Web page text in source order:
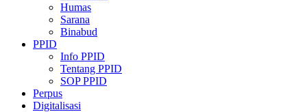
Humas
Sarana
Binabud
PPID
Info PPID
Tentang PPID
SOP PPID
Perpus
Digitalisasi